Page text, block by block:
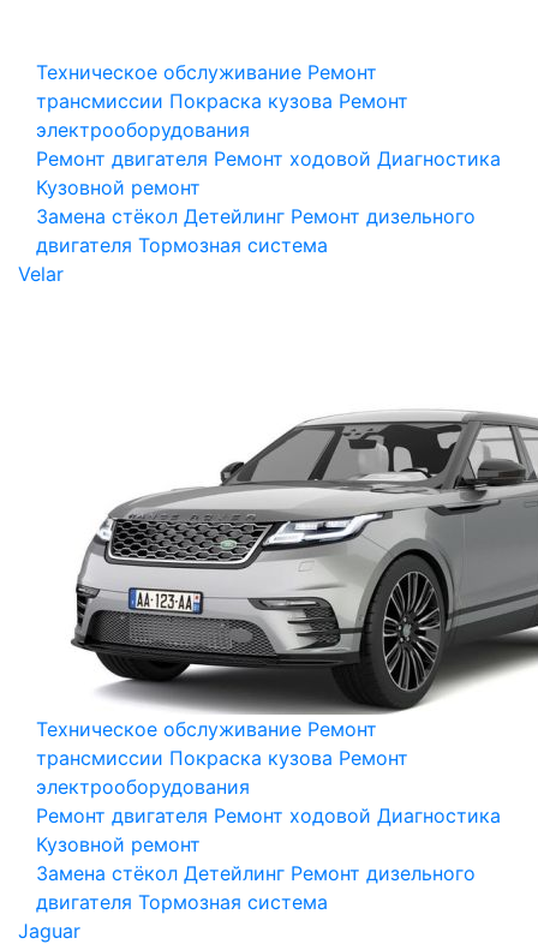
Техническое обслуживание Ремонт
трансмиссии Покраска кузова Ремонт
электрооборудования
Ремонт двигателя Ремонт ходовой Диагностика
Кузовной ремонт
Замена стёкол Детейлинг Ремонт дизельного
двигателя Тормозная система
Velar
Техническое обслуживание Ремонт
трансмиссии Покраска кузова Ремонт
электрооборудования
Ремонт двигателя Ремонт ходовой Диагностика
Кузовной ремонт
Замена стёкол Детейлинг Ремонт дизельного
двигателя Тормозная система
Jaguar